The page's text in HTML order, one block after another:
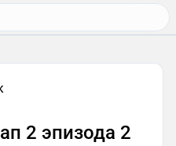
2 эпизода 2